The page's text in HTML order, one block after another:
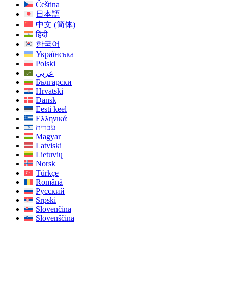
Čeština
日本語
中文 (简体)
हिंदी
한국어
Українська
Polski
عربي
Български
Hrvatski
Dansk
Eesti keel
Ελληνικά
עִברִית
Magyar
Latviski
Lietuvių
Norsk
Türkçe
Română
Русский
Srpski
Slovenčina
Slovenščina